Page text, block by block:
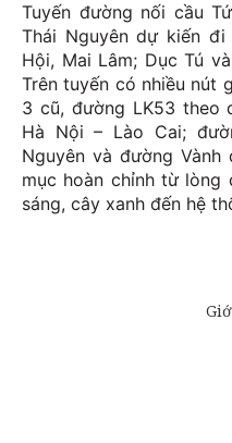
Tuyến đường nối cầu
Thái Nguyên dự kiến
Hội, Mai Lâm; Dục Tú
Trên tuyến có nhiều nút
3 cũ, đường LK53 theo
Hà Nội – Lào Cai;
Nguyên và đường
mục hoàn chỉnh từ lòng
sáng, cây xanh đến hệ